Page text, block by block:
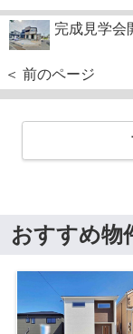
完成見学会
＜ 前のページ
おすすめ物